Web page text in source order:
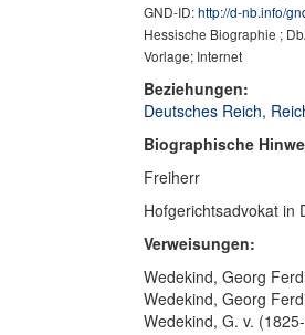
GND-ID:http://d-nb.info/
Hessische Biographie ;
Vorlage; Internet
Beziehungen:
Deutsches Reich,
Biographische
Freiherr
Hofgerichtsadvokat in
Verweisungen:
Wedekind, Georg
Wedekind, Georg
Wedekind, G. v.